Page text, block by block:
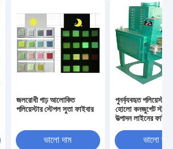
জলরোধী গাঢ় আলোকিত
পলিয়েস্টার স্টেপল সুতা ফাইবার
ভালো দাম
পুনর্ব্যবহৃত
হোলো কনজুগেট
উত্পাদন লাইনের
ভালো দাম